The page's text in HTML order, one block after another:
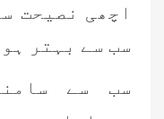
اچھی نصیحت
سب سے بہتر
سب سے